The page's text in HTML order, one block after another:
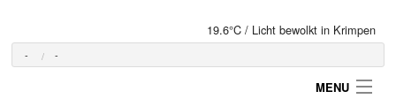
19.6°C / Licht bewolkt in Krimpen
- -
MENU